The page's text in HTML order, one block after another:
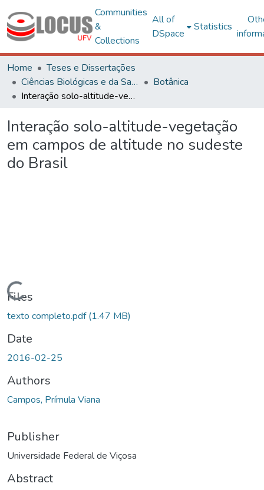
Communities
&
Collections
All of
DSpace
Statistics
Home
Teses e Dissertações
Ciências Biológicas e da Saúde
Botânica
Interação solo-altitude-vegetação em campos de altitude no sudeste do Brasil
Interação solo-altitude-vegetação
em campos de altitude no sudeste
do Brasil
Files
texto completo.pdf(1.47 MB)
Date
2016-02-25
Authors
Campos, Prímula Viana
Publisher
Universidade Federal de Viçosa
Abstract